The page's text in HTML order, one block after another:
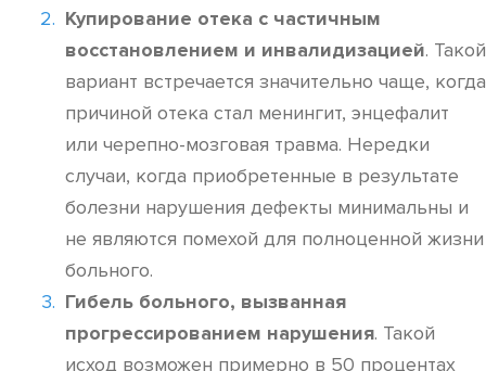
Купирование отека с частичным
восстановлением и инвалидизацией. Такой
вариант встречается значительно чаще, когда
причиной отека стал менингит, энцефалит
или черепно-мозговая травма. Нередки
случаи, когда приобретенные в результате
болезни нарушения дефекты минимальны и
не являются помехой для полноценной жизни
больного.
Гибель больного, вызванная
прогрессированием нарушения. Такой
исход возможен примерно в 50 процентах